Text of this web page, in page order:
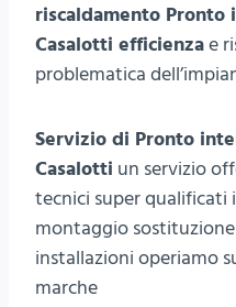
riscaldamento
Casalotti efficienzae
problematica
Servizio di Pronto
Casalotti un servizio
tecnici super
montaggio
installazioni operiamo
marche